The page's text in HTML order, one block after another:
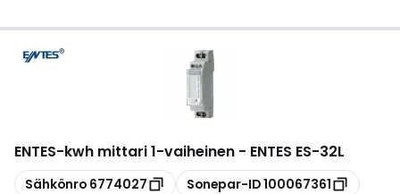
ENTES-kwh mittari 1-vaiheinen - ENTES ES-32L
Kopioi
Sähkönro 6774027 Kopioi
Sonepar-ID100067361